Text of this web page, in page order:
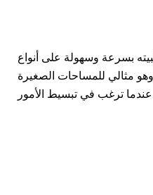
بسرعة وسهولة على أنواع
مثالي للمساحات الصغيرة